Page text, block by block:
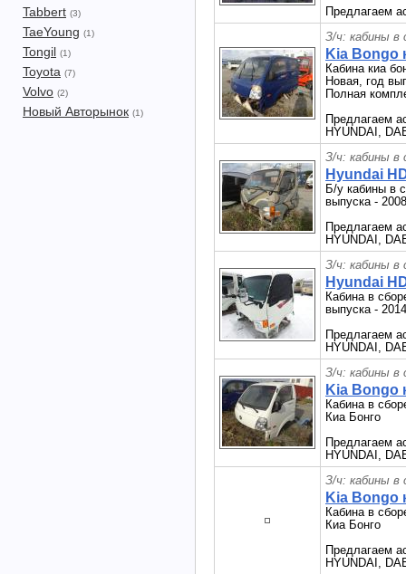
Tabbert (3)
TaeYoung (1)
Tongil (1)
Toyota (7)
Volvo (2)
Новый Авторынок (1)
Предлагаем
З/ч: кабины в
Kia Bongo
Кабина киа
Новая, год
Полная
Предлагаем
HYUNDAI,
З/ч: кабины в
Hyundai
Б/у кабины в
выпуска -
Предлагаем
HYUNDAI,
З/ч: кабины в
Hyundai
Кабина в
выпуска -
Предлагаем
HYUNDAI,
З/ч: кабины в
Kia Bongo
Кабина в
Киа Бонго
Предлагаем
HYUNDAI,
З/ч: кабины в
Kia Bongo
Кабина в
Киа Бонго
Предлагаем
HYUNDAI,